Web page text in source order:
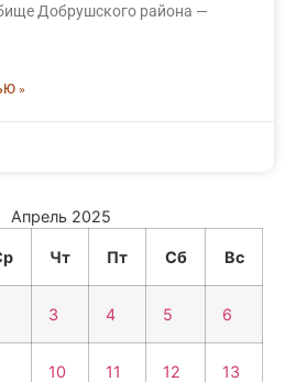
Добрушского района —
»
Апрель 2025
Чт Пт Сб Вс
3 4 5 6
10 11 12 13